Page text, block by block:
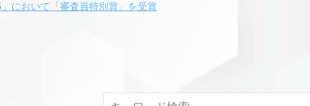
において「審査員特別賞」を受賞